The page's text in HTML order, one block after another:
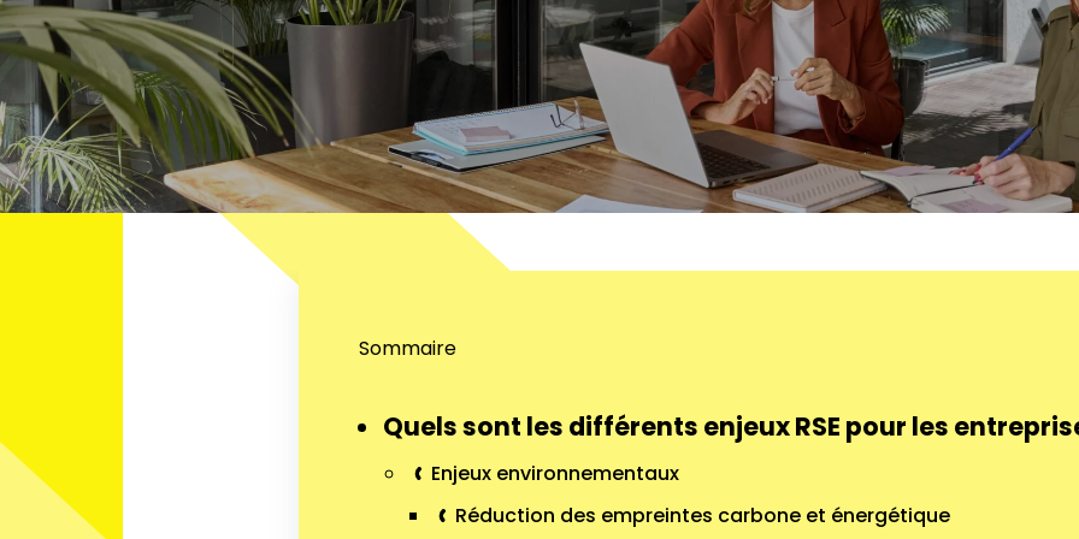
Sommaire
Quels sont les différents enjeux RSE pour les
Enjeux environnementaux
Réduction des empreintes carbone et énergétique